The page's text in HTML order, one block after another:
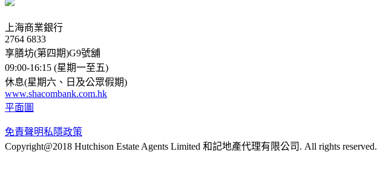
上海商業銀行
2764 6833
享膳坊(第四期)G9號舖
09:00-16:15 (星期一至五)
休息(星期六、日及公眾假期)
www.shacombank.com.hk
平面圖
免責聲明私隱政策
Copyright@2018 Hutchison Estate Agents Limited 和記地產代理有限公司. All rights reserved.